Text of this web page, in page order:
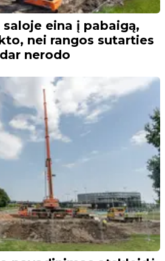
eina į pabaigą,
nei rangos sutarties
nerodo